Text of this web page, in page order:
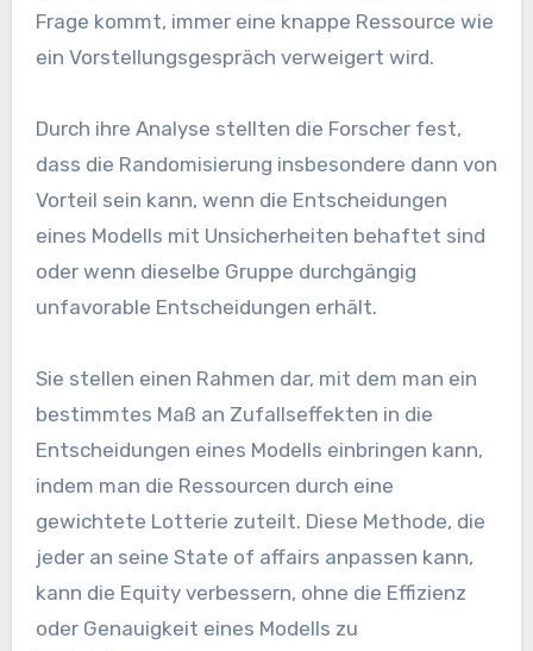
Frage kommt, immer eine knappe Ressource wie
ein Vorstellungsgespräch verweigert wird.
Durch ihre Analyse stellten die Forscher fest,
dass die Randomisierung insbesondere dann von
Vorteil sein kann, wenn die Entscheidungen
eines Modells mit Unsicherheiten behaftet sind
oder wenn dieselbe Gruppe durchgängig
unfavorable Entscheidungen erhält.
Sie stellen einen Rahmen dar, mit dem man ein
bestimmtes Maß an Zufallseffekten in die
Entscheidungen eines Modells einbringen kann,
indem man die Ressourcen durch eine
gewichtete Lotterie zuteilt. Diese Methode, die
jeder an seine State of affairs anpassen kann,
kann die Equity verbessern, ohne die Effizienz
oder Genauigkeit eines Modells zu